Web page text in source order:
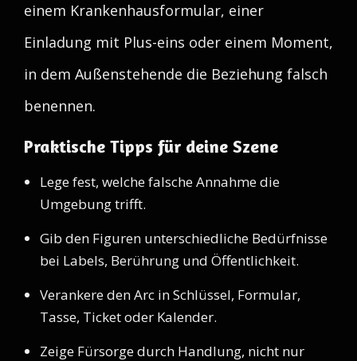
einem Krankenhausformular, einer
Einladung mit Plus-eins oder einem Moment,
in dem Außenstehende die Beziehung falsch
benennen.
Praktische Tipps für deine Szene
Lege fest, welche falsche Annahme die
Umgebung trifft.
Gib den Figuren unterschiedliche Bedürfnisse
bei Labels, Berührung und Öffentlichkeit.
Verankere den Arc in Schlüssel, Formular,
Tasse, Ticket oder Kalender.
Zeige Fürsorge durch Handlung, nicht nur